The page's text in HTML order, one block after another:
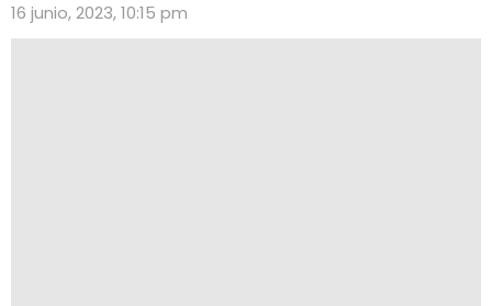
16 junio, 2023, 10:15 pm